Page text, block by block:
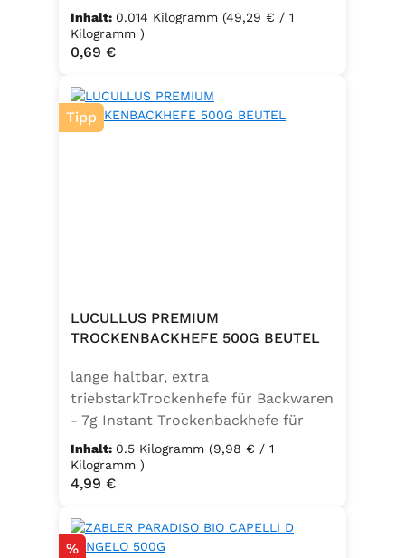
Frischhefe)Zutaten: Trockenbackhefe
, Emulgator E491 (Unter
Schutzatmosphäre verpackt)
Inhalt: 0.014 Kilogramm (49,29 € / 1
Kilogramm )
Regulärer Preis:
0,69 €
Tipp
LUCULLUS PREMIUM
TROCKENBACKHEFE 500G BEUTEL
lange haltbar, extra
triebstarkTrockenhefe für Backwaren
- 7g Instant Trockenbackhefe für
500g Weizenmehl, entspricht 25g
FrischhefeZutaten: Trockenbackhefe,
Emulgator Sorbitanmonostearat
Inhalt: 0.5 Kilogramm (9,98 € / 1
Kilogramm )
Regulärer Preis:
4,99 €
Rabatt
%